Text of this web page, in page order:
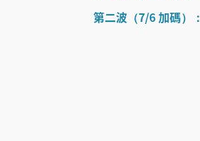
第二波（7/6 加碼）：